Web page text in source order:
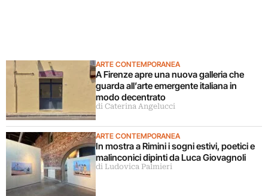
ARTE CONTEMPORANEA
A Firenze apre una nuova galleria che
guarda all’arte emergente italiana in
modo decentrato
di Caterina Angelucci
ARTE CONTEMPORANEA
In mostra a Rimini i sogni estivi, poetici e
malinconici dipinti da Luca Giovagnoli
di Ludovica Palmieri